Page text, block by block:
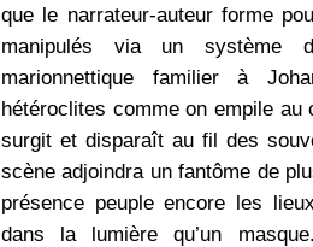
que le narrateur-auteur forme
manipulés via un système
marionnettique familier à
hétéroclites comme on empile au
surgit et disparaît au fil des
scène adjoindra un fantôme de
présence peuple encore les
dans la lumière qu’un